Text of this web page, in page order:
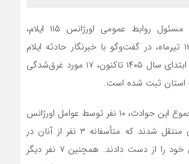
محسن ویسی مسئول روابط عمومی اورژانس ۱۱۵ ایلام،
شامگاه شنبه ۱۳ تیرماه، در گفت‌وگو با خبرنگار حادثه ایلام
اظهار داشت: از ابتدای سال ۱۴۰۵ تاکنون، ۱۷ مورد غرق‌شدگی
استان ثبت شده است.
وی افزود: از مجموع این حوادث، ۱۰ نفر توسط عوامل اورژانس
به مراکز درمانی منتقل شدند که متأسفانه ۳ نفر از آنان در
بیمارستان جان خود را از دست دادند. همچنین ۷ نفر دیگر